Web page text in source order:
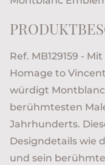
Ref. MB129159 -
Homage to
würdigt
berühmtesten
Jahrhunderts.
Designdetails wie
und sein